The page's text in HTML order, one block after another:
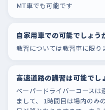
MT車でも可能です
自家用車での可能でしょう
教習については教習車に限り
高速道路の講習は可能でし
ペーパードライバーコースは
まして、 1時間目は場内のみ